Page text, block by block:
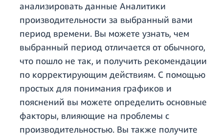
анализировать данные Аналитики
производительности за выбранный вами
период времени. Вы можете узнать, чем
выбранный период отличается от обычного,
что пошло не так, и получить рекомендации
по корректирующим действиям. С помощью
простых для понимания графиков и
пояснений вы можете определить основные
факторы, влияющие на проблемы с
производительностью. Вы также получите